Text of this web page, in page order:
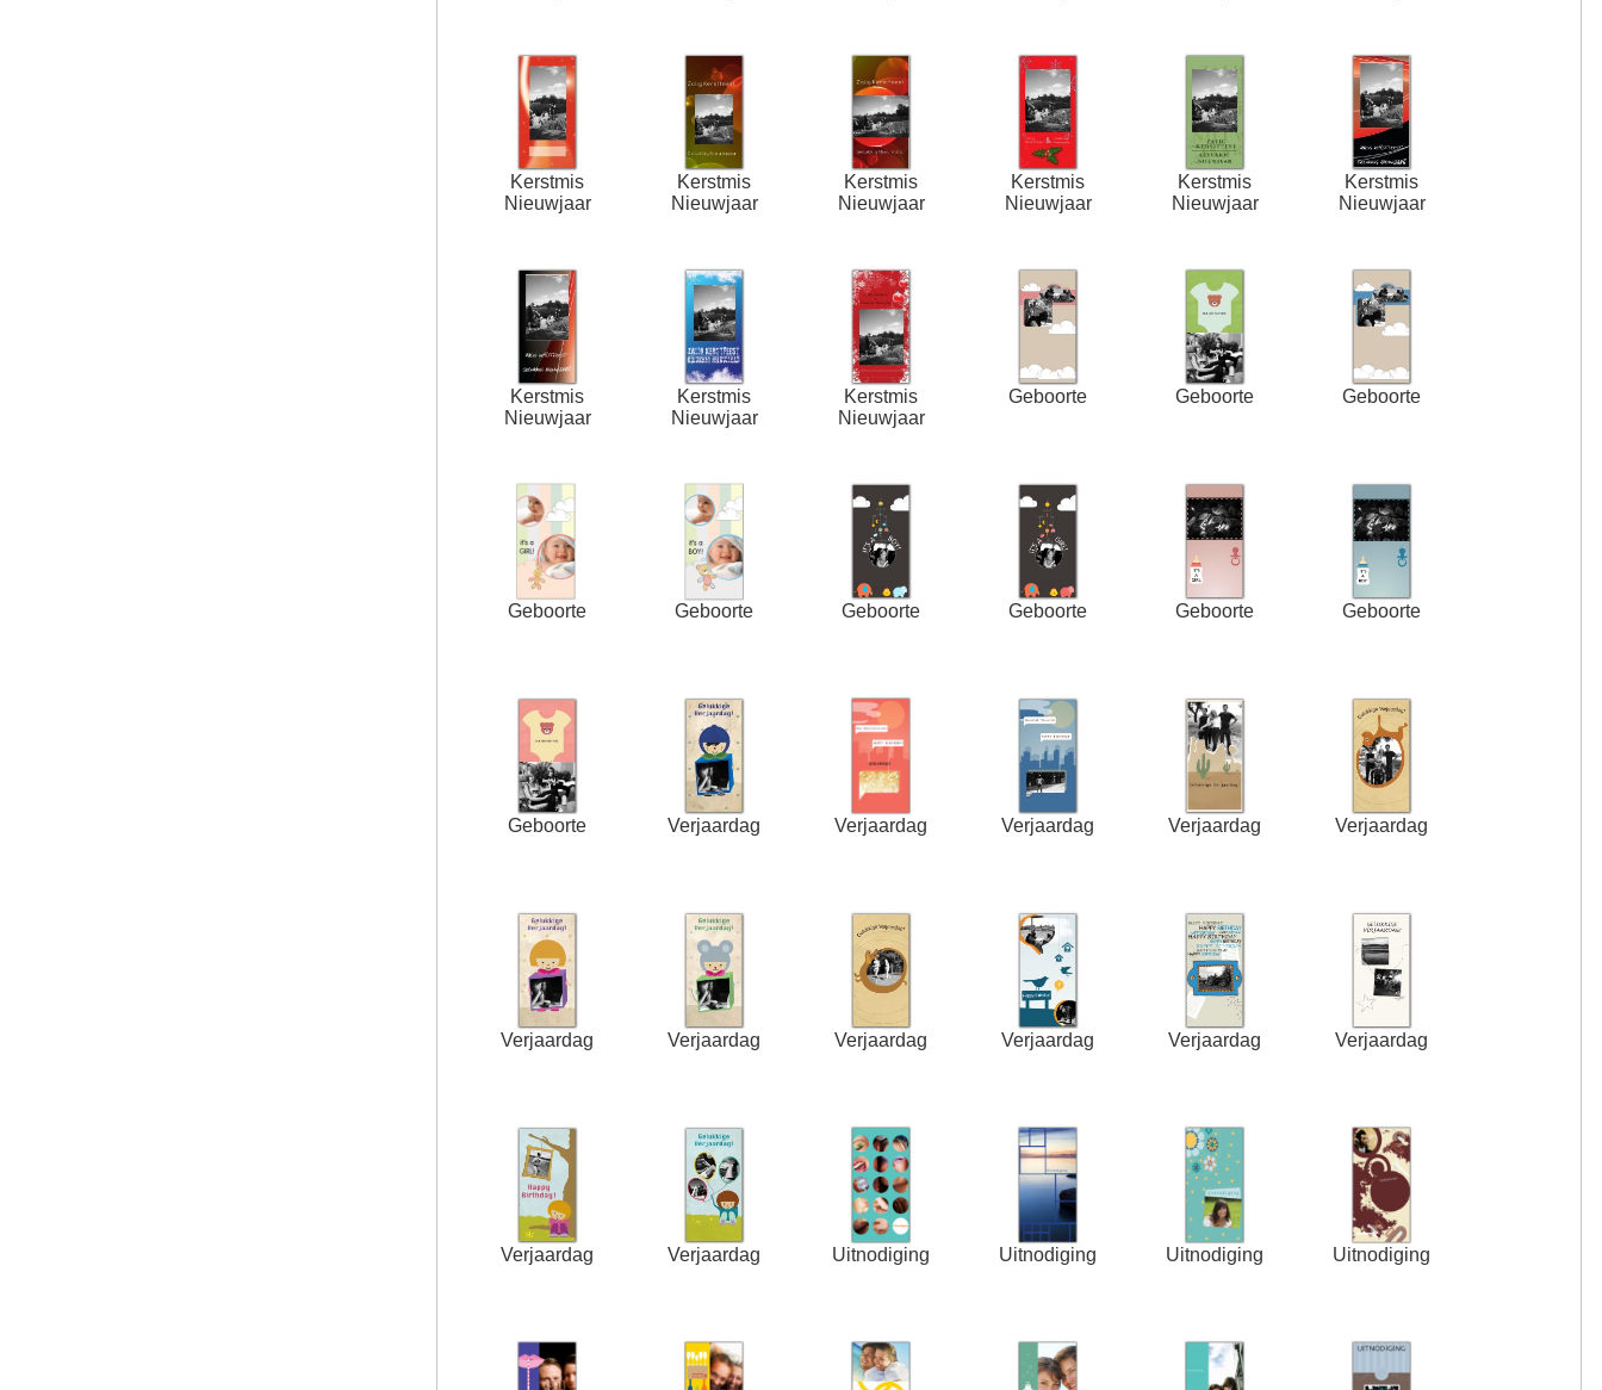
Kerstmis
Nieuwjaar
Kerstmis
Nieuwjaar
Kerstmis
Nieuwjaar
Kerstmis
Nieuwjaar
Kerstmis
Nieuwjaar
Kerstmis
Nieuwjaar
Kerstmis
Nieuwjaar
Kerstmis
Nieuwjaar
Kerstmis
Nieuwjaar
Geboorte Geboorte Geboorte
Geboorte Geboorte Geboorte Geboorte Geboorte Geboorte
Geboorte Verjaardag Verjaardag Verjaardag Verjaardag Verjaardag
Verjaardag Verjaardag Verjaardag Verjaardag Verjaardag Verjaardag
Verjaardag Verjaardag Uitnodiging Uitnodiging Uitnodiging Uitnodiging